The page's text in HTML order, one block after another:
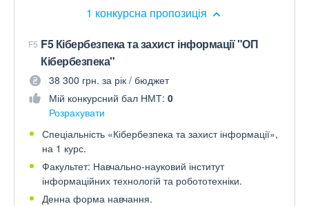
1 конкурсна пропозиція
F5 F5 Кібербезпека та захист інформації "ОП
Кібербезпека"
38 300 грн. за рік / бюджет
Мій конкурсний бал НМТ: 0
Розрахувати
Спеціальність «Кібербезпека та захист інформації»,
на 1 курс.
Факультет: Навчально-науковий інститут
інформаційних технологій та робототехніки.
Денна форма навчання.